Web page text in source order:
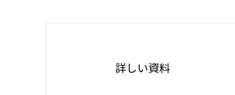
詳しい資料